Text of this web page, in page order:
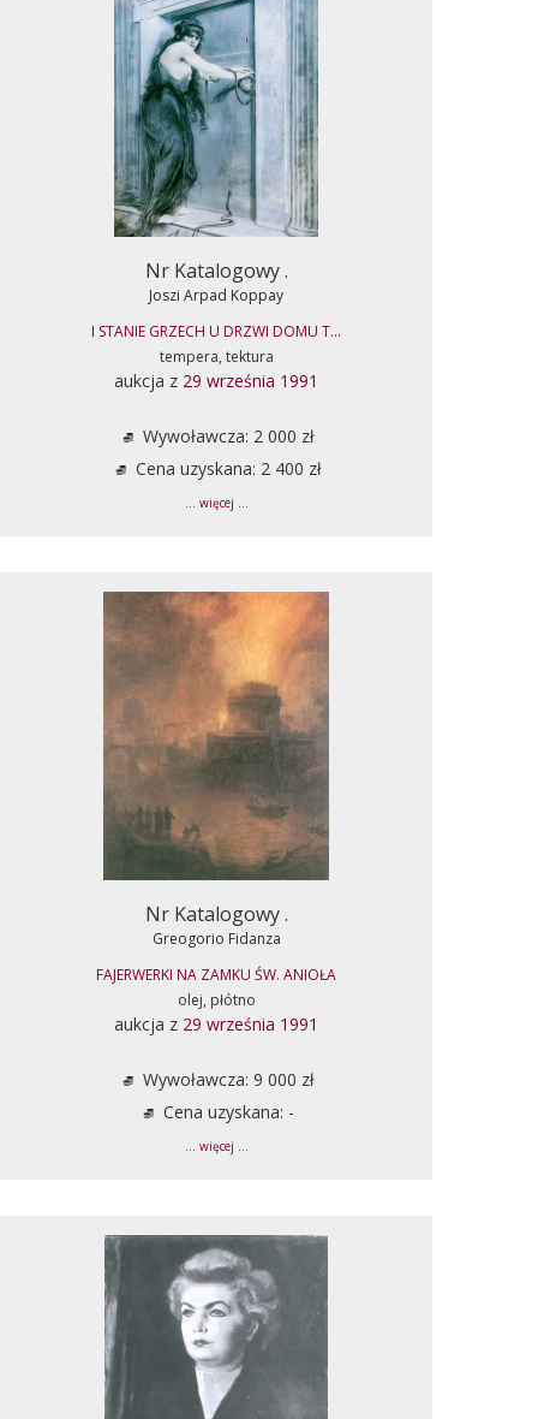
Nr Katalogowy .
Joszi Arpad Koppay
I STANIE GRZECH U DRZWI DOMU T...
tempera, tektura
aukcja z 29 września 1991
Wywoławcza: 2 000 zł
Cena uzyskana: 2 400 zł
... więcej ...
Nr Katalogowy .
Greogorio Fidanza
FAJERWERKI NA ZAMKU ŚW. ANIOŁA
olej, płótno
aukcja z 29 września 1991
Wywoławcza: 9 000 zł
Cena uzyskana: -
... więcej ...